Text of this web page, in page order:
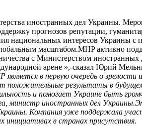
иностранных дел Украины.
прогнозов репутации,
национальных интересов Украины
масштабом.MHP активно
с Министерством
арене »,-сказал Юрий
в первую очередь о зрелости
положительные результаты в
и помогает Украине быть
министр иностранных дел
Компания уже поддержала
инициативах в странах присутствия.